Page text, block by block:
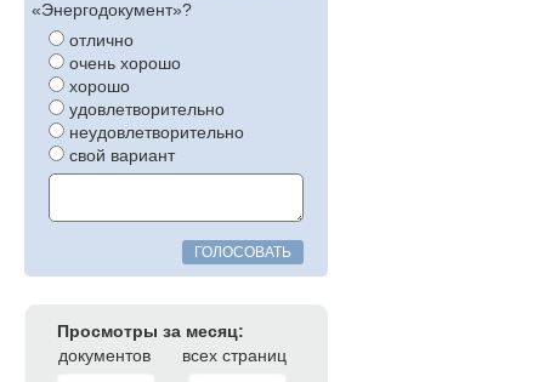
«Энергодокумент»?
отлично
очень хорошо
хорошо
удовлетворительно
неудовлетворительно
свой вариант
ГОЛОСОВАТЬ
Просмотры за месяц:
документов
всех страниц